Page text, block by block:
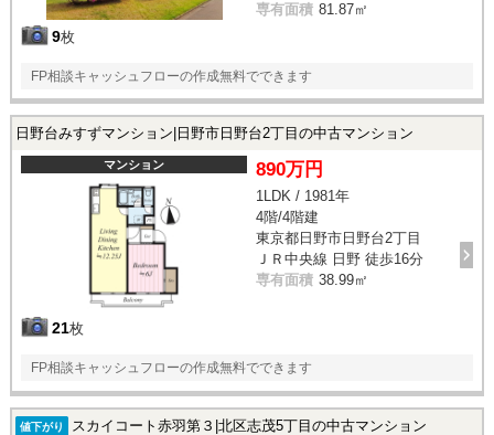
9枚
専有面積 81.87㎡
FP相談キャッシュフローの作成無料でできます
日野台みすずマンション|日野市日野台2丁目の中古マンション
マンション
21枚
890万円
1LDK / 1981年
4階/4階建
東京都日野市日野台2丁目
ＪＲ中央線 日野 徒歩16分
専有面積 38.99㎡
FP相談キャッシュフローの作成無料でできます
値下がり スカイコート赤羽第３|北区志茂5丁目の中古マンション